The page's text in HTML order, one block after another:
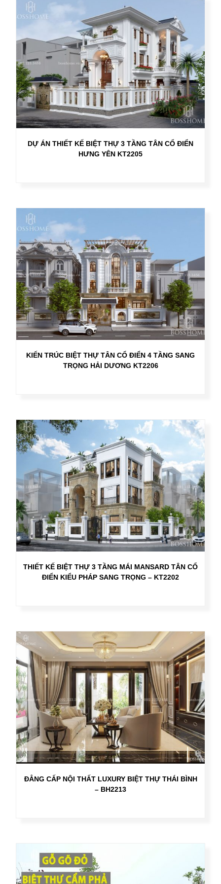
DỰ ÁN THIẾT KẾ BIỆT THỰ 3 TẦNG TÂN CỔ ĐIỂN
HƯNG YÊN KT2205
KIẾN TRÚC BIỆT THỰ TÂN CỔ ĐIỂN 4 TẦNG SANG
TRỌNG HẢI DƯƠNG KT2206
THIẾT KẾ BIỆT THỰ 3 TẦNG MÁI MANSARD TÂN CỔ
ĐIỂN KIỂU PHÁP SANG TRỌNG – KT2202
ĐẲNG CẤP NỘI THẤT LUXURY BIỆT THỰ THÁI BÌNH
– BH2213